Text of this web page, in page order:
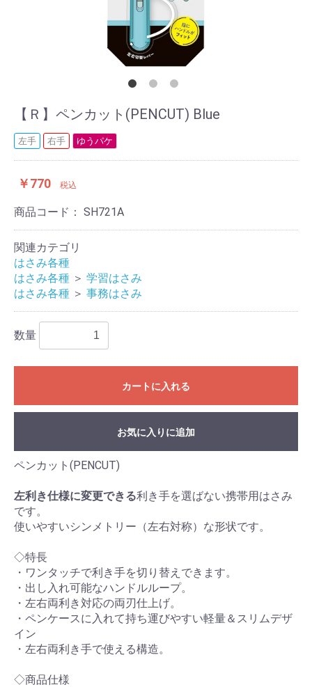
【Ｒ】ペンカット(PENCUT) Blue
左手 右手 ゆうパケ
￥770 税込
商品コード： SH721A
関連カテゴリ
はさみ各種
はさみ各種 ＞ 学習はさみ
はさみ各種 ＞ 事務はさみ
数量
カートに入れる
お気に入りに追加
ペンカット(PENCUT)
左利き仕様に変更できる利き手を選ばない携帯用はさみ
です。
使いやすいシンメトリー（左右対称）な形状です。
◇特長
・ワンタッチで利き手を切り替えできます。
・出し入れ可能なハンドルループ。
・左右両利き対応の両刃仕上げ。
・ペンケースに入れて持ち運びやすい軽量＆スリムデザ
イン
・左右両利き手で使える構造。
◇商品仕様